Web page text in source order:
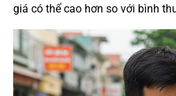
giá có thể cao hơn so với bình